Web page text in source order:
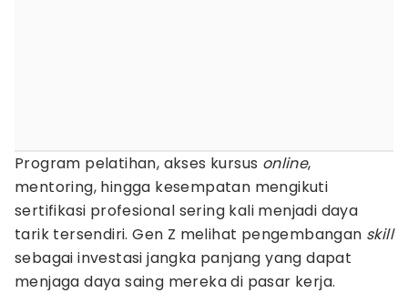
Program pelatihan, akses kursus online,
mentoring, hingga kesempatan mengikuti
sertifikasi profesional sering kali menjadi daya
tarik tersendiri. Gen Z melihat pengembangan skill
sebagai investasi jangka panjang yang dapat
menjaga daya saing mereka di pasar kerja.